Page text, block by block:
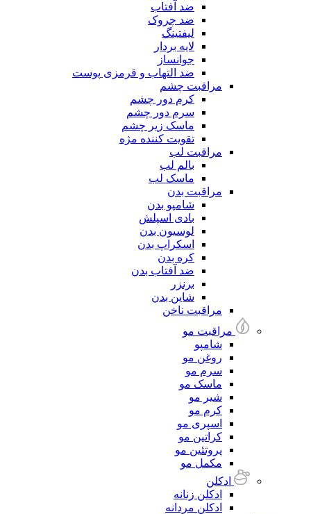
ضد آفتاب
ضد چروک
لیفتینگ
لایه بردار
جوانساز
ضد التهاب و قرمزی پوست
مراقبت چشم
کرم دور چشم
سرم دور چشم
ماسک زیر چشم
تقویت کننده مژه
مراقبت لب
بالم لب
ماسک لب
مراقبت بدن
شامپو بدن
بادی اسپلش
لوسیون بدن
اسکراپ بدن
کره بدن
ضد آفتاب بدن
برنزر
شاین بدن
مراقبت ناخن
مراقبت مو
شامپو
روغن مو
سرم مو
ماسک مو
شیر مو
کرم مو
اسپری مو
کراتین مو
پروتئین مو
مکمل مو
ادکلن
ادکلن زنانه
ادکلن مردانه